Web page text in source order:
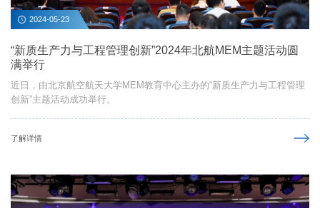
2024-05-23
“新质生产力与工程管理创新”2024年北航MEM主题活动圆
满举行
近日，由北京航空航天大学MEM教育中心主办的“新质生产力与工程管理
创新”主题活动成功举行。
了解详情